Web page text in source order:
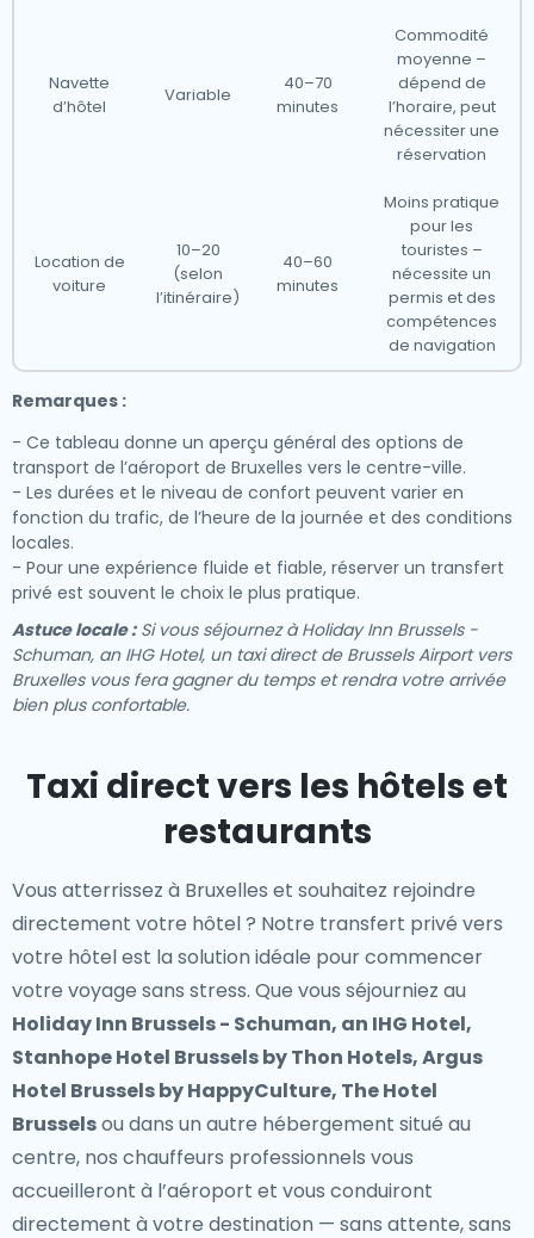
Navette
d’hôtel
Variable
40–70
minutes
Commodité
moyenne –
dépend de
l’horaire, peut
nécessiter une
réservation
Location de
voiture
10–20
(selon
l’itinéraire)
40–60
minutes
Moins pratique
pour les
touristes –
nécessite un
permis et des
compétences
de navigation
Remarques :
- Ce tableau donne un aperçu général des options de
transport de l’aéroport de Bruxelles vers le centre-ville.
- Les durées et le niveau de confort peuvent varier en
fonction du trafic, de l’heure de la journée et des conditions
locales.
- Pour une expérience fluide et fiable, réserver un transfert
privé est souvent le choix le plus pratique.
Astuce locale :Si vous séjournez à Holiday Inn Brussels -
Schuman, an IHG Hotel, un taxi direct de Brussels Airport vers
Bruxelles vous fera gagner du temps et rendra votre arrivée
bien plus confortable.
Taxi direct vers les hôtels et
restaurants
Vous atterrissez à Bruxelles et souhaitez rejoindre
directement votre hôtel ? Notre transfert privé vers
votre hôtelest la solution idéale pour commencer
votre voyage sans stress. Que vous séjourniez au
Holiday Inn Brussels - Schuman, an IHG Hotel,
Stanhope Hotel Brussels by Thon Hotels, Argus
Hotel Brussels by HappyCulture, The Hotel
Brusselsou dans un autre hébergement situé au
centre, nos chauffeurs professionnels vous
accueilleront à l’aéroport et vous conduiront
directement à votre destination — sans attente, sans